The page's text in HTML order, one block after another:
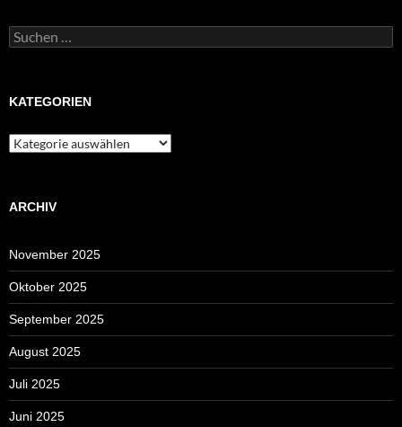
Suchen
nach:
KATEGORIEN
Kategorien
ARCHIV
November 2025
Oktober 2025
September 2025
August 2025
Juli 2025
Juni 2025